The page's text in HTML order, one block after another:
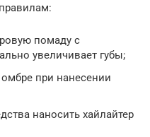
помаду с
увеличивает губы;
при нанесении
наносить хайлайтер